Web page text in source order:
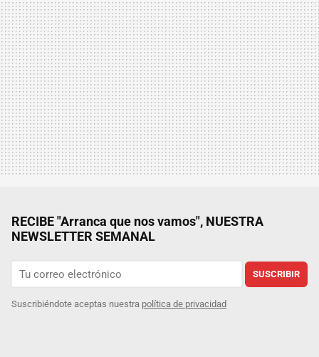
RECIBE "Arranca que nos vamos", NUESTRA
NEWSLETTER SEMANAL
SUSCRIBIR
Suscribiéndote aceptas nuestra política de privacidad